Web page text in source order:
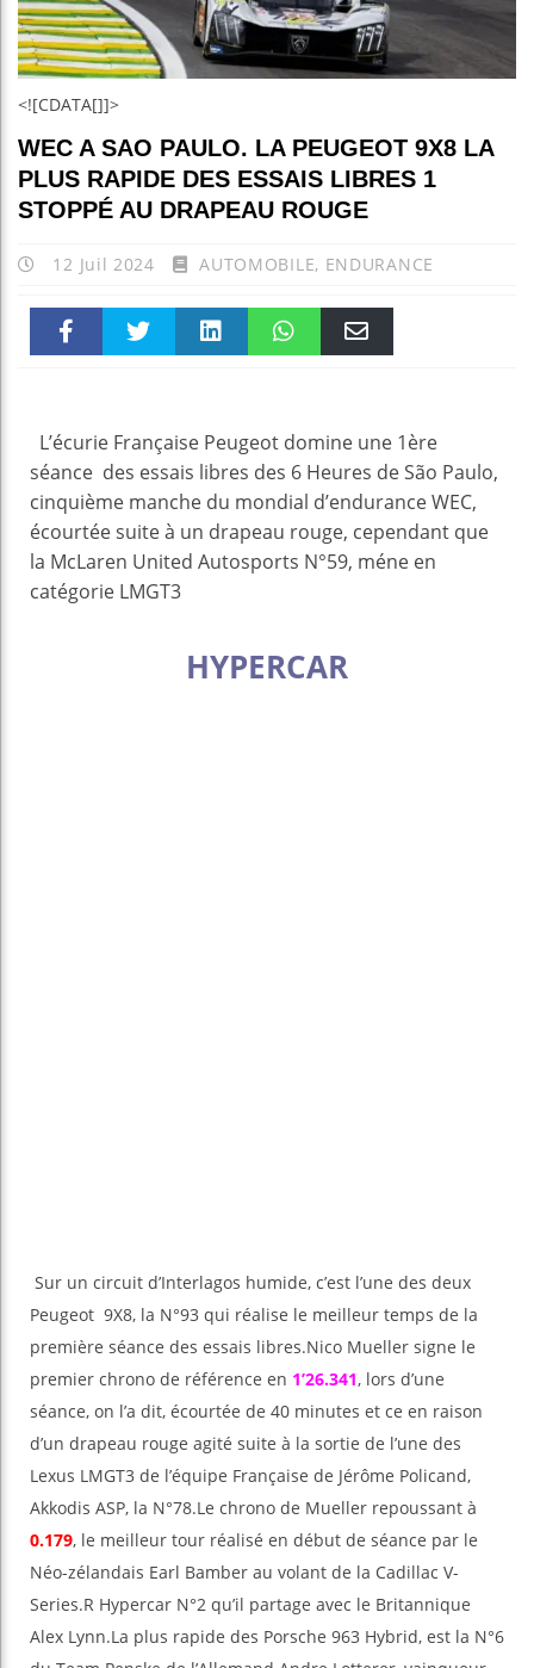
<![CDATA[]]>
WEC A SAO PAULO. LA PEUGEOT 9X8 LA
PLUS RAPIDE DES ESSAIS LIBRES 1
STOPPÉ AU DRAPEAU ROUGE
12 Juil 2024 AUTOMOBILE, ENDURANCE
pt
L’écurie Française Peugeot domine une 1ère
séance des essais libres des 6 Heures de São Paulo,
cinquième manche du mondial d’endurance WEC,
écourtée suite à un drapeau rouge, cependant que
la McLaren United Autosports N°59, méne en
catégorie LMGT3
HYPERCAR
Sur un circuit d’Interlagos humide, c’est l’une des deux
Peugeot 9X8, la N°93 qui réalise le meilleur temps de la
première séance des essais libres.Nico Mueller signe le
premier chrono de référence en 1’26.341, lors d’une
séance, on l’a dit, écourtée de 40 minutes et ce en raison
d’un drapeau rouge agité suite à la sortie de l’une des
Lexus LMGT3 de l’équipe Française de Jérôme Policand,
Akkodis ASP, la N°78.Le chrono de Mueller repoussant à
0.179, le meilleur tour réalisé en début de séance par le
Néo-zélandais Earl Bamber au volant de la Cadillac V-
Series.R Hypercar N°2 qu’il partage avec le Britannique
Alex Lynn.La plus rapide des Porsche 963 Hybrid, est la N°6